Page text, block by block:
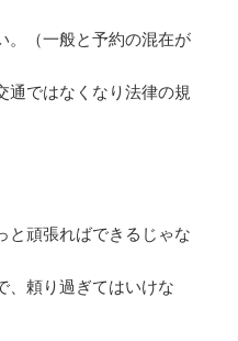
。（一般と予約の混在が
通ではなくなり法律の規
と頑張ればできるじゃな
、頼り過ぎてはいけな